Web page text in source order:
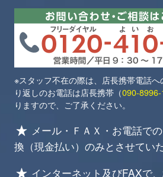
※スタッフ不在の際は、店長携帯電話
り返しのお電話は店長携帯（090-
りますので、ご了承ください。
メール・ＦＡＸ・お電話で
換（現金払い）のみとさせてい
インターネット及びFAXで